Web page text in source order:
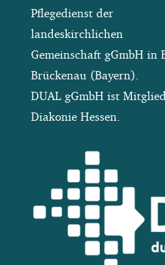
Pflegedienst der
landeskirchlichen
Gemeinschaft gGmbH in
Brückenau (Bayern).
DUAL gGmbH ist
Diakonie Hessen.